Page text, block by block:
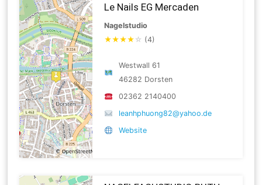
Le Nails EG Mercaden
Nagelstudio
★★★★ ☆ (4)
Westwall 61
46282 Dorsten
02362 2140400
leanhphuong82@yahoo.de
Website